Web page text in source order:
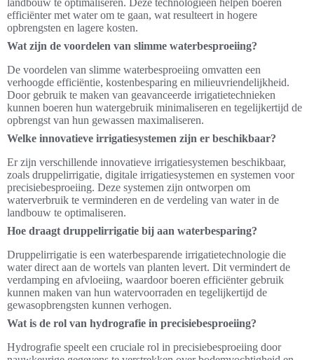
landbouw te optimaliseren. Deze technologieën helpen boeren
efficiënter met water om te gaan, wat resulteert in hogere
opbrengsten en lagere kosten.
Wat zijn de voordelen van slimme waterbesproeiing?
De voordelen van slimme waterbesproeiing omvatten een
verhoogde efficiëntie, kostenbesparing en milieuvriendelijkheid.
Door gebruik te maken van geavanceerde irrigatietechnieken
kunnen boeren hun watergebruik minimaliseren en tegelijkertijd de
opbrengst van hun gewassen maximaliseren.
Welke innovatieve irrigatiesystemen zijn er beschikbaar?
Er zijn verschillende innovatieve irrigatiesystemen beschikbaar,
zoals druppelirrigatie, digitale irrigatiesystemen en systemen voor
precisiebesproeiing. Deze systemen zijn ontworpen om
waterverbruik te verminderen en de verdeling van water in de
landbouw te optimaliseren.
Hoe draagt druppelirrigatie bij aan waterbesparing?
Druppelirrigatie is een waterbesparende irrigatietechnologie die
water direct aan de wortels van planten levert. Dit vermindert de
verdamping en afvloeiing, waardoor boeren efficiënter gebruik
kunnen maken van hun watervoorraden en tegelijkertijd de
gewasopbrengsten kunnen verhogen.
Wat is de rol van hydrografie in precisiebesproeiing?
Hydrografie speelt een cruciale rol in precisiebesproeiing door